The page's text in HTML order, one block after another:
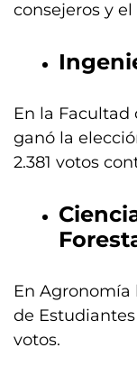
consejeros y
En la Facultad
ganó la
2.381 votos
En Agronomía
de
votos.